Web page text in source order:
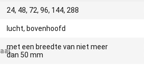
24, 48, 72, 96, 144, 288
lucht, bovenhoofd
met een breedte van niet meer
dan 50 mm